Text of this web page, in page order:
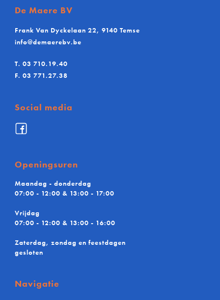
De Maere BV
Frank Van Dyckelaan 22, 9140 Temse
info@demaerebv.be
T. 03 710.19.40
F. 03 771.27.38
Social media
Facebook
De
Openingsuren
Maandag - donderdag
07:00 - 12:00 & 13:00 - 17:00
Vrijdag
07:00 - 12:00 & 13:00 - 16:00
Zaterdag, zondag en feestdagen
gesloten
Navigatie